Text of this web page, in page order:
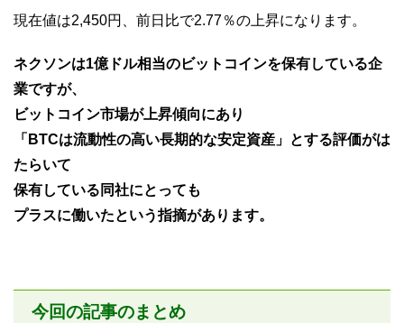
現在値は2,450円、前日比で2.77％の上昇になります。
ネクソンは1億ドル相当のビットコインを保有している企
業ですが、
ビットコイン市場が上昇傾向にあり
「BTCは流動性の高い長期的な安定資産」とする評価がは
たらいて
保有している同社にとっても
プラスに働いたという指摘があります。
今回の記事のまとめ